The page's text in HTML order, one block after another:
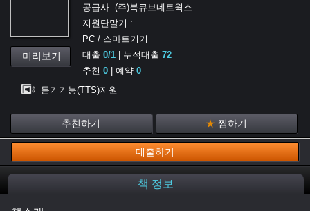
미리보기
공급사: (주)북큐브네트웍스
지원단말기 :
PC / 스마트기기
대출 0/1 | 누적대출 72
추천 0 | 예약 0
듣기기능(TTS)지원
추천하기 ★ 찜하기
대출하기
책 정보